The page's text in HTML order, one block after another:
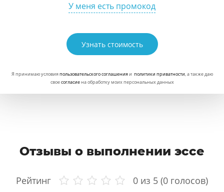
У меня есть промокод
Узнать стоимость
Я принимаю условияпользовательского соглашенияи политики приватности, а также даю
своесогласиена обработку моих персональных данных
Отзывы о выполнении эссе
Рейтинг 0 из 5 (0 голосов)